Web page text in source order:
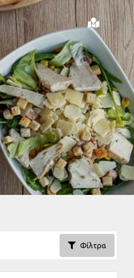
Φίλτρα